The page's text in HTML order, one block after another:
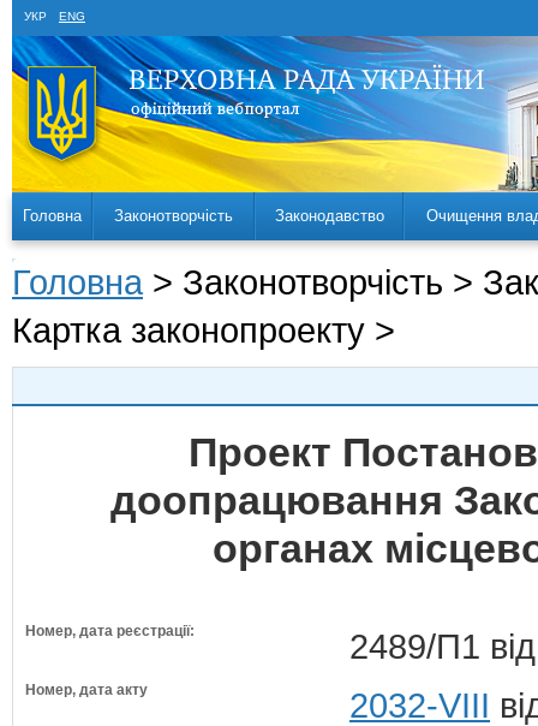
УКР ENG
Головна Законотворчість Законодавство Очищення
Головна > Законотворчість >
Картка законопроекту >
Проект
доопрацювання
органах
Номер, дата реєстрації: 2489/П1
Номер, дата акту 2032-VIII